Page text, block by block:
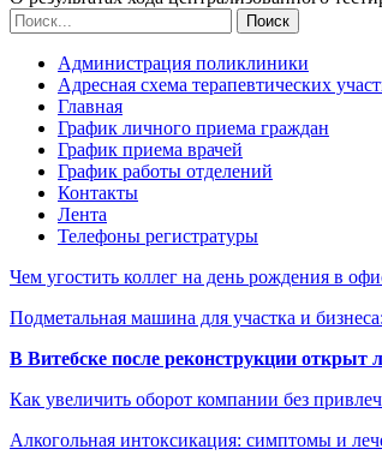
Администрация поликлиники
Адресная схема терапевтических
Главная
График личного приема граждан
График приема врачей
График работы отделений
Контакты
Лента
Телефоны регистратуры
Чем угостить коллег на день рождения в
Подметальная машина для участка и
В Витебске после реконструкции
Как увеличить оборот компании без
Алкогольная интоксикация: симптомы и